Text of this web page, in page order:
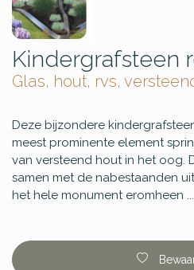
Kindergrafsteen
Glas, hout, rvs,
Deze bijzondere
meest prominente element
van versteend hout in het oog.
samen met de nabestaanden
het hele monument eromheen ...